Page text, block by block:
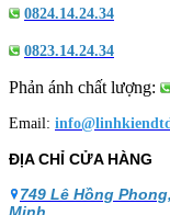
0824.14.24.34
0823.14.24.34
Phản ánh chất lượng:
Email:
ĐỊA CHỈ CỬA HÀNG
749 Lê Hồng
Minh